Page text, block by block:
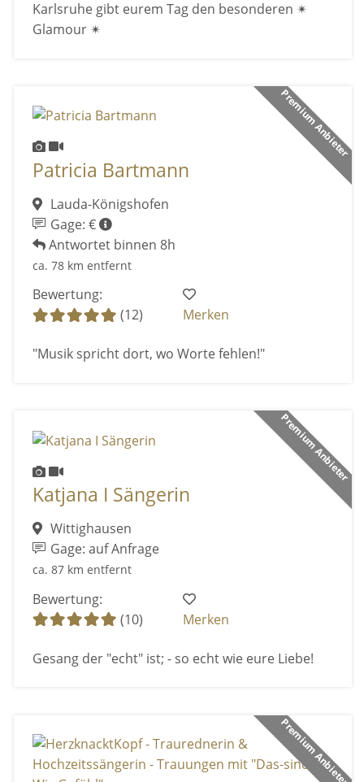
Karlsruhe gibt eurem Tag den besonderen ✴
Glamour ✴
Premium Anbieter
Patricia Bartmann
Lauda-Königshofen
Gage: €
Antwortet binnen 8h
ca. 78 km entfernt
Bewertung:
(12)
Merken
"Musik spricht dort, wo Worte fehlen!"
Premium Anbieter
Katjana I Sängerin
Wittighausen
Gage: auf Anfrage
ca. 87 km entfernt
Bewertung:
(10)
Merken
Gesang der "echt" ist; - so echt wie eure Liebe!
Premium Anbieter